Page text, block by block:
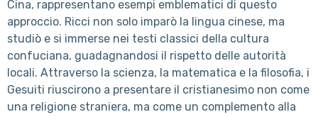
Cina, rappresentano esempi emblematici di questo
approccio. Ricci non solo imparò la lingua cinese, ma
studiò e si immerse nei testi classici della cultura
confuciana, guadagnandosi il rispetto delle autorità
locali. Attraverso la scienza, la matematica e la filosofia, i
Gesuiti riuscirono a presentare il cristianesimo non come
una religione straniera, ma come un complemento alla